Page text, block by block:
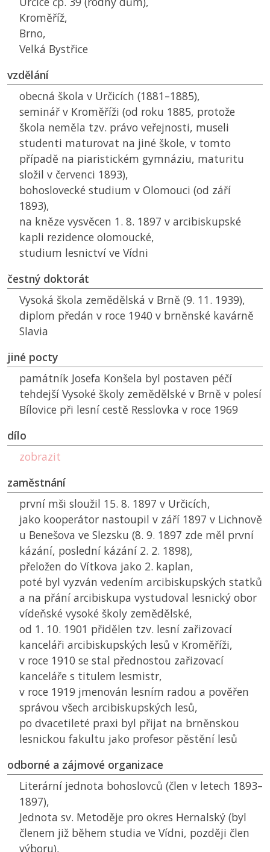
Kroměříž,
Brno,
Velká Bystřice
vzdělání
obecná škola v Určicích (1881–1885),
seminář v Kroměříži (od roku 1885, protože
škola neměla tzv. právo veřejnosti, museli
studenti maturovat na jiné škole, v tomto
případě na piaristickém gymnáziu, maturitu
složil v červenci 1893),
bohoslovecké studium v Olomouci (od září
1893),
na kněze vysvěcen 1. 8. 1897 v arcibiskupské
kapli rezidence olomoucké,
studium lesnictví ve Vídni
čestný doktorát
Vysoká škola zemědělská v Brně (9. 11. 1939),
diplom předán v roce 1940 v brněnské kavárně
Slavia
jiné pocty
památník Josefa Konšela byl postaven péčí
tehdejší Vysoké školy zemědělské v Brně v polesí
Bílovice při lesní cestě Resslovka v roce 1969
dílo
zobrazit
zaměstnání
první mši sloužil 15. 8. 1897 v Určicích,
jako kooperátor nastoupil v září 1897 v Lichnově
u Benešova ve Slezsku (8. 9. 1897 zde měl první
kázání, poslední kázání 2. 2. 1898),
přeložen do Vítkova jako 2. kaplan,
poté byl vyzván vedením arcibiskupských statků
a na přání arcibiskupa vystudoval lesnický obor
vídeňské vysoké školy zemědělské,
od 1. 10. 1901 přidělen tzv. lesní zařizovací
kanceláři arcibiskupských lesů v Kroměříži,
v roce 1910 se stal přednostou zařizovací
kanceláře s titulem lesmistr,
v roce 1919 jmenován lesním radou a pověřen
správou všech arcibiskupských lesů,
po dvacetileté praxi byl přijat na brněnskou
lesnickou fakultu jako profesor pěstění lesů
odborné a zájmové organizace
Literární jednota bohoslovců (člen v letech 1893–
1897),
Jednota sv. Metoděje pro okres Hernalský (byl
členem již během studia ve Vídni, později člen
výboru),